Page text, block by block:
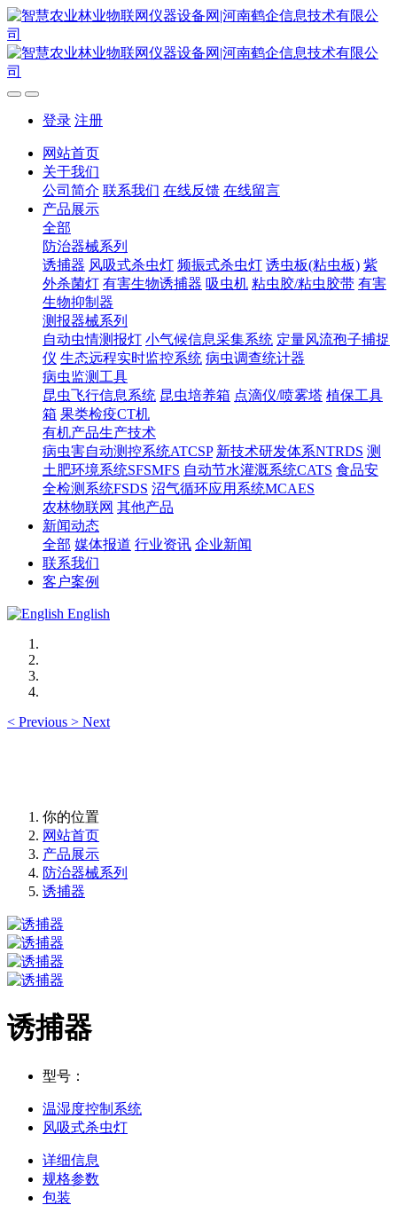
登录 注册
网站首页
关于我们
公司简介 联系我们 在线反馈 在线留言
产品展示
全部
防治器械系列
诱捕器 风吸式杀虫灯 频振式杀虫灯 诱虫板(粘虫板) 紫
外杀菌灯 有害生物诱捕器 吸虫机 粘虫胶/粘虫胶带 有害
生物抑制器
测报器械系列
自动虫情测报灯 小气候信息采集系统 定量风流孢子捕捉
仪 生态远程实时监控系统 病虫调查统计器
病虫监测工具
昆虫飞行信息系统 昆虫培养箱 点滴仪/喷雾塔 植保工具
箱 果类检疫CT机
有机产品生产技术
病虫害自动测控系统ATCSP 新技术研发体系NTRDS 测
土肥环境系统SFSMFS 自动节水灌溉系统CATS 食品安
全检测系统FSDS 沼气循环应用系统MCAES
农林物联网 其他产品
新闻动态
全部 媒体报道 行业资讯 企业新闻
联系我们
客户案例
English
< Previous > Next
你的位置
网站首页
产品展示
防治器械系列
诱捕器
诱捕器
型号：
温湿度控制系统
风吸式杀虫灯
详细信息
规格参数
包装